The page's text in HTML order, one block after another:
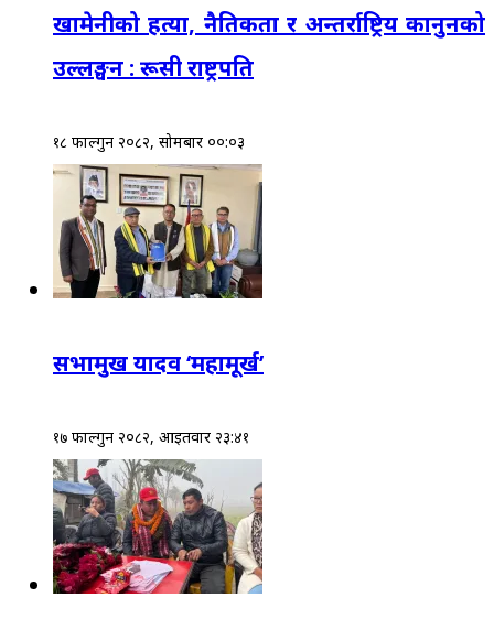
खामेनीको हत्या, नैतिकता र अन्तर्राष्ट्रिय कानुनको
उल्लङ्घन : रूसी राष्ट्रपति
१८ फाल्गुन २०८२, सोमबार ००:०३
सभामुख यादव ‘महामूर्ख’
१७ फाल्गुन २०८२, आईतवार २३:४१